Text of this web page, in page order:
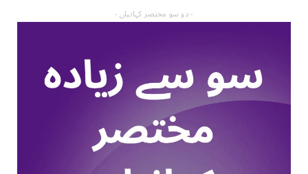
- دو سو مختصر کہانیاں -